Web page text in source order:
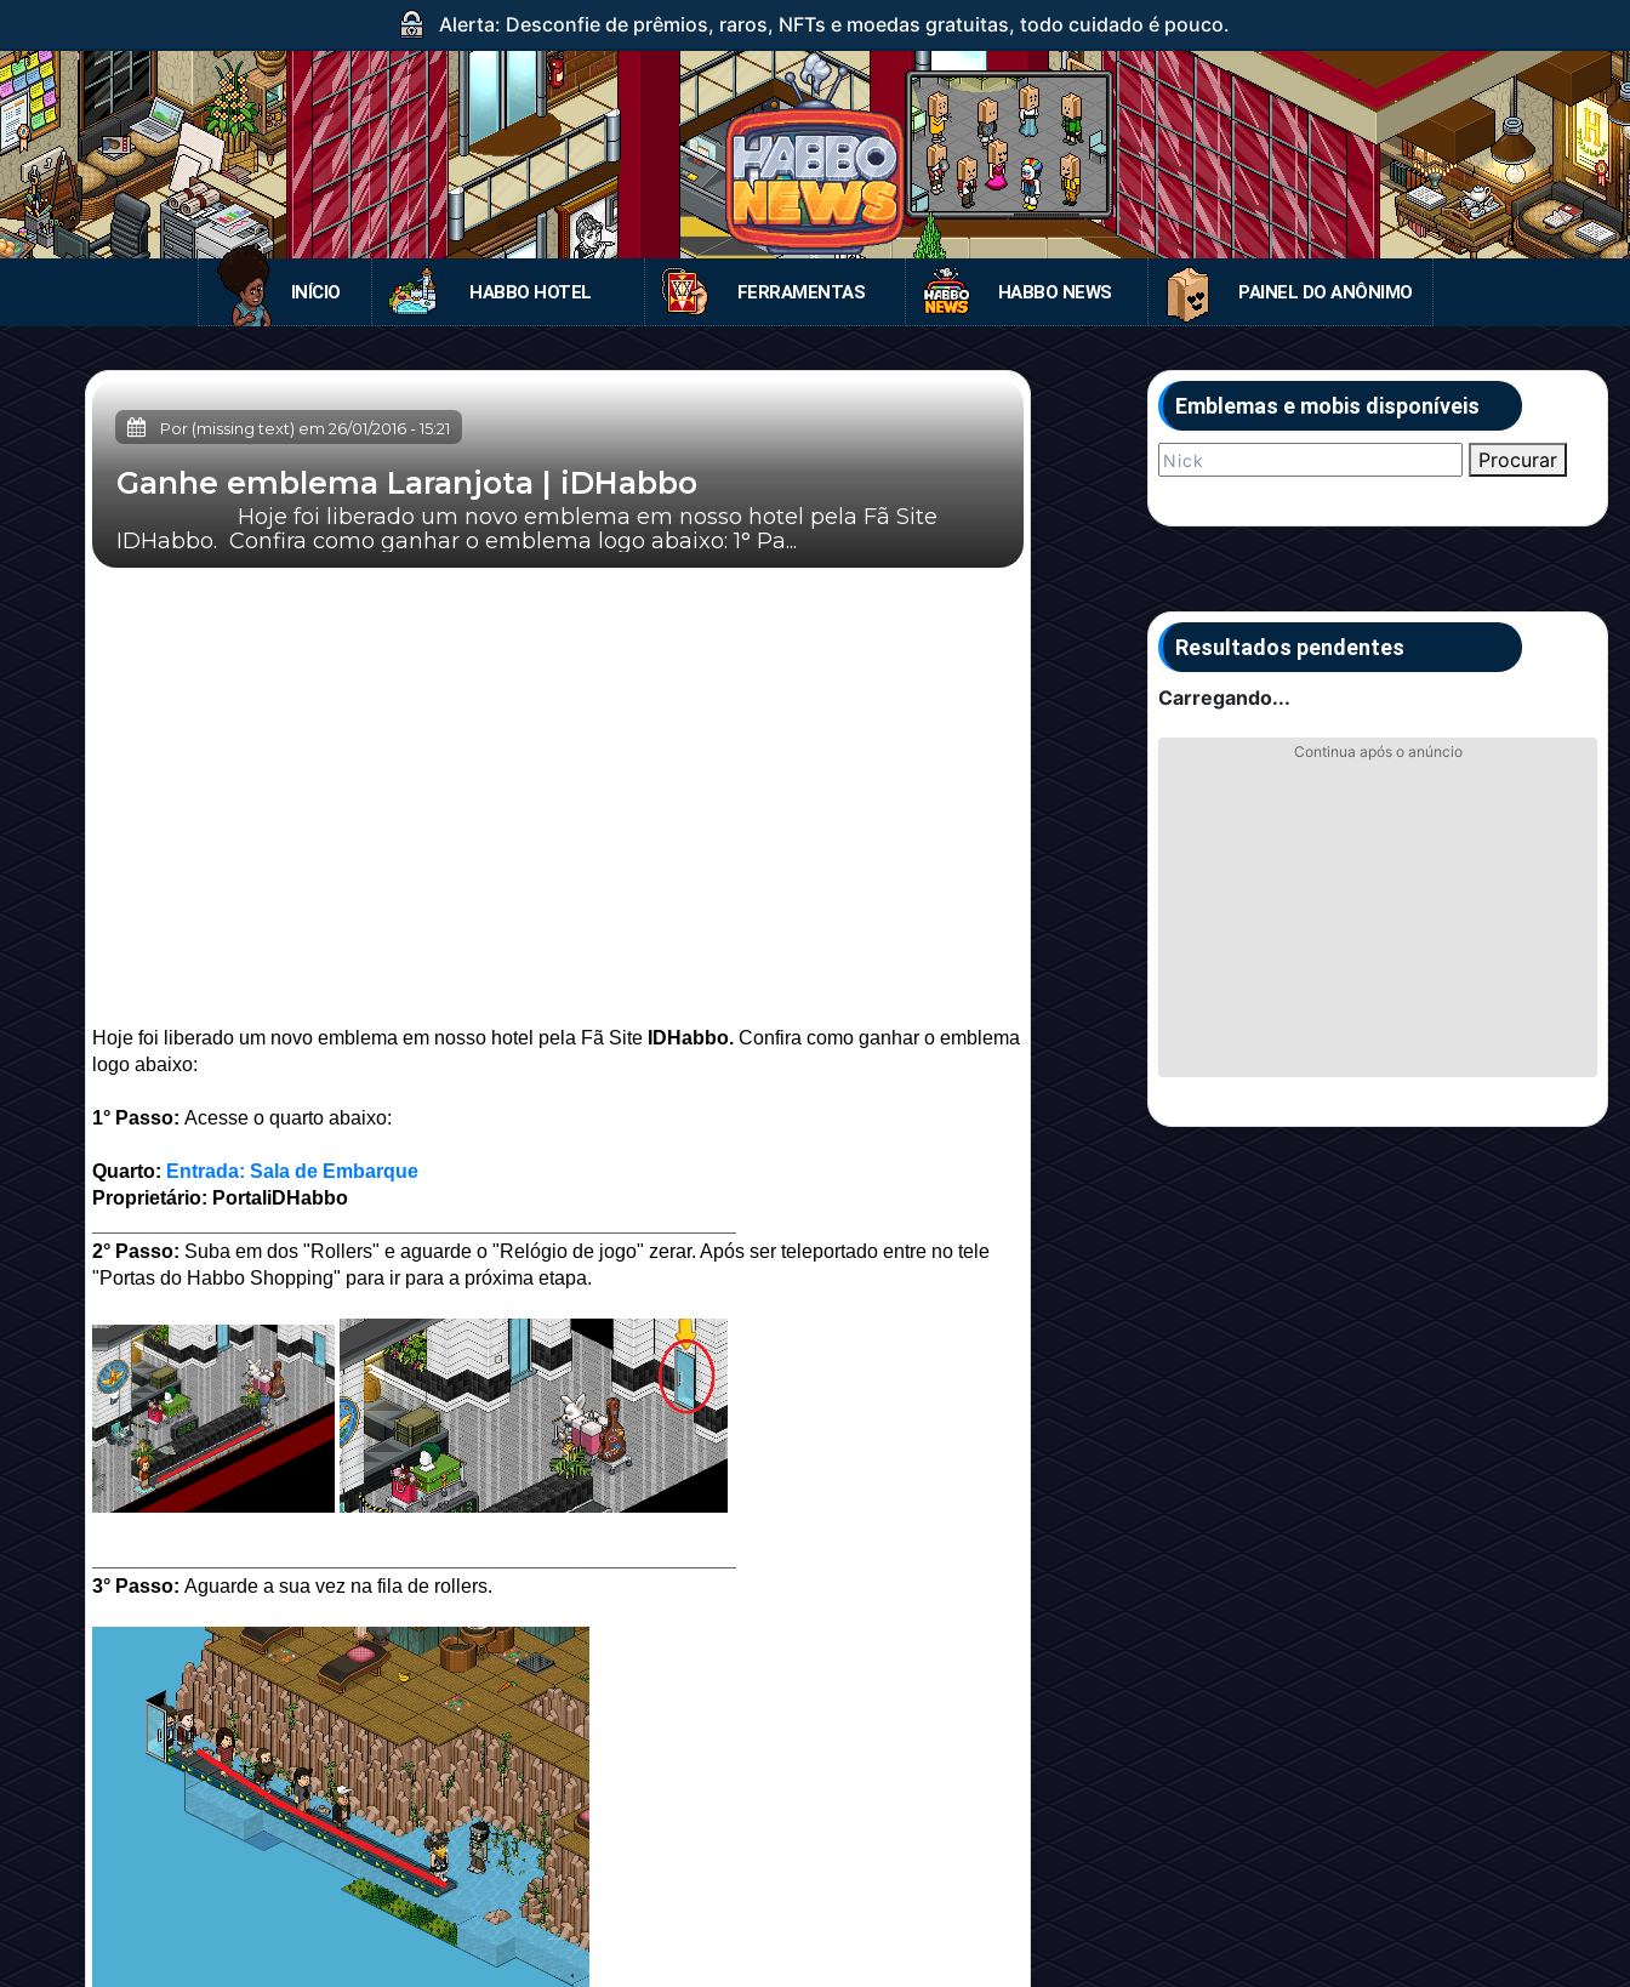
Alerta: Desconfie de prêmios, raros, NFTs e moedas gratuitas, todo cuidado é pouco.
INÍCIO HABBO HOTEL FERRAMENTAS HABBO NEWS PAINEL DO ANÔNIMO
Por (missing text) em 26/01/2016-15:21
Ganhe emblema Laranjota | iDHabbo
Hoje foi liberado um novo emblema em nosso hotel pela Fã Site
IDHabbo. Confira como ganhar o emblema logo abaixo: 1° Pa...
Hoje foi liberado um novo emblema em nosso hotel pela Fã Site IDHabbo. Confira como ganhar o emblema
logo abaixo:
1° Passo: Acesse o quarto abaixo:
Quarto: Entrada: Sala de Embarque
Proprietário: PortaliDHabbo
2° Passo: Suba em dos "Rollers" e aguarde o "Relógio de jogo" zerar. Após ser teleportado entre no tele
"Portas do Habbo Shopping" para ir para a próxima etapa.
3° Passo: Aguarde a sua vez na fila de rollers.
Emblemas e mobis disponíveis
Procurar
Resultados pendentes
Carregando...